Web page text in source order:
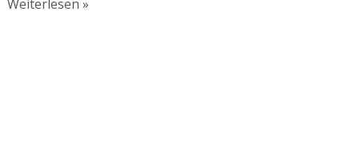
Weiterlesen »